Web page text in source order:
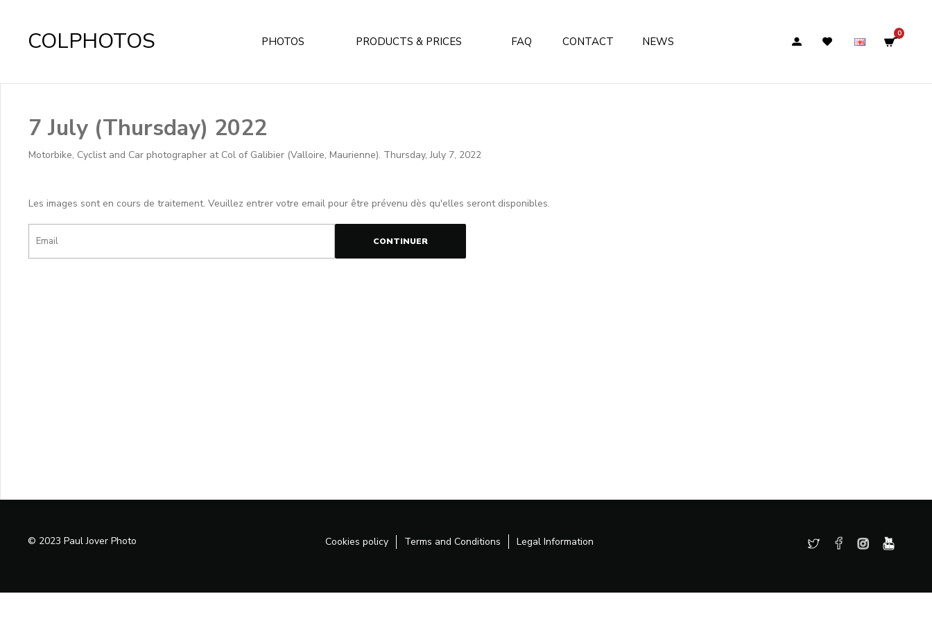
COLPHOTOS 0
PHOTOS PRODUCTS & PRICES FAQ CONTACT NEWS
7 July (Thursday) 2022
Motorbike, Cyclist and Car photographer at Col of Galibier (Valloire, Maurienne). Thursday, July 7, 2022
Les images sont en cours de traitement. Veuillez entrer votre email pour être prévenu dès qu'elles seront disponibles.
CONTINUER
© 2023 Paul Jover Photo Cookies policy Terms and Conditions Legal Information